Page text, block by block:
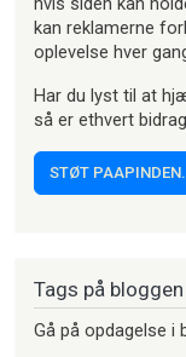
kan reklamerne
oplevelse hver
Har du lyst til at
så er ethvert
STØT
Tags på bloggen
Gå på opdagelse i